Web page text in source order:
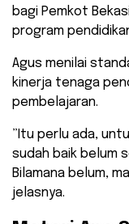
bagi Pemkot
program
​Agus menilai
kinerja tenaga
pembelajaran.
​”Itu perlu ada,
sudah baik belum
Bilamana belum,
jelasnya.